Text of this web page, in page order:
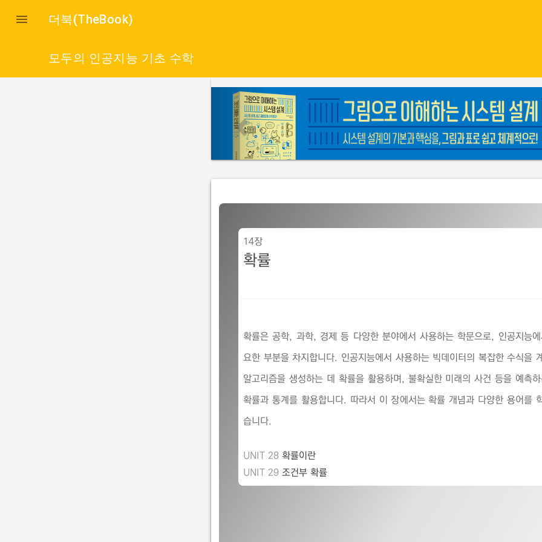
 더북(TheBook)
모두의 인공지능 기초 수학
p
r
e
v
i
o
14장
확률
확률은 공학, 과학, 경제 등 다양한 분야에서 사용하는 학문으로, 인공지능
요한 부분을 차지합니다. 인공지능에서 사용하는 빅데이터의 복잡한 수식을
알고리즘을 생성하는 데 확률을 활용하며, 불확실한 미래의 사건 등을 예측
확률과 통계를 활용합니다. 따라서 이 장에서는 확률 개념과 다양한 용어를
습니다.
UNIT 28확률이란
UNIT 29조건부 확률